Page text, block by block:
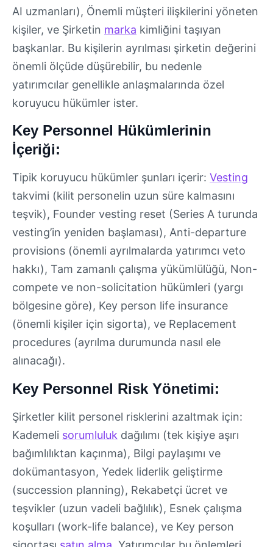
AI uzmanları), Önemli müşteri ilişkilerini yöneten
kişiler, ve Şirketin marka kimliğini taşıyan
başkanlar. Bu kişilerin ayrılması şirketin değerini
önemli ölçüde düşürebilir, bu nedenle
yatırımcılar genellikle anlaşmalarında özel
koruyucu hükümler ister.
Key Personnel Hükümlerinin
İçeriği:
Tipik koruyucu hükümler şunları içerir: Vesting
takvimi (kilit personelin uzun süre kalmasını
teşvik), Founder vesting reset (Series A turunda
vesting’in yeniden başlaması), Anti-departure
provisions (önemli ayrılmalarda yatırımcı veto
hakkı), Tam zamanlı çalışma yükümlülüğü, Non-
compete ve non-solicitation hükümleri (yargı
bölgesine göre), Key person life insurance
(önemli kişiler için sigorta), ve Replacement
procedures (ayrılma durumunda nasıl ele
alınacağı).
Key Personnel Risk Yönetimi:
Şirketler kilit personel risklerini azaltmak için:
Kademeli sorumluluk dağılımı (tek kişiye aşırı
bağımlılıktan kaçınma), Bilgi paylaşımı ve
dokümantasyon, Yedek liderlik geliştirme
(succession planning), Rekabetçi ücret ve
teşvikler (uzun vadeli bağlılık), Esnek çalışma
koşulları (work-life balance), ve Key person